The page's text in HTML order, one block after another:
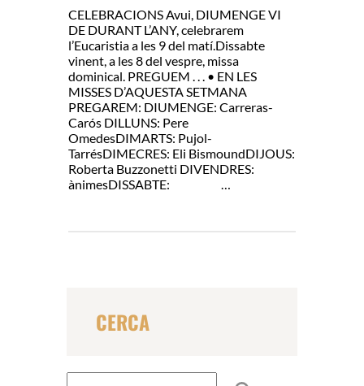
CELEBRACIONS Avui, DIUMENGE VI
DE DURANT L’ANY, celebrarem
l’Eucaristia a les 9 del matí.Dissabte
vinent, a les 8 del vespre, missa
dominical. PREGUEM . . . • EN LES
MISSES D’AQUESTA SETMANA
PREGAREM: DIUMENGE: Carreras-
Carós DILLUNS: Pere
OmedesDIMARTS: Pujol-
TarrésDIMECRES: Eli BismoundDIJOUS:
Roberta Buzzonetti DIVENDRES:
ànimesDISSABTE: …
CERCA